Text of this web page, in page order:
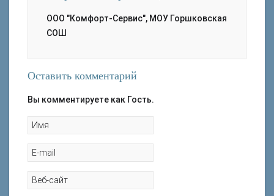
ООО "Комфорт-Сервис", МОУ Горшковская
СОШ
Оставить комментарий
Вы комментируете как Гость.